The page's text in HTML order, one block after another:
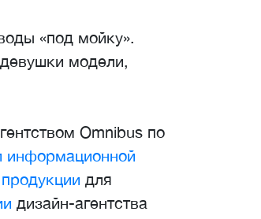
«под мойку».
модели,
Omnibus по
информационной
для
дизайн-агентства